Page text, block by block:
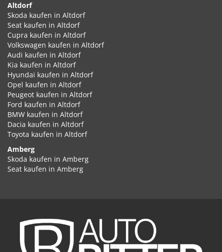
Altdorf
Skoda kaufen in Altdorf
Seat kaufen in Altdorf
Cupra kaufen in Altdorf
Volkswagen kaufen in Altdorf
Audi kaufen in Altdorf
Kia kaufen in Altdorf
Hyundai kaufen in Altdorf
Opel kaufen in Altdorf
Peugeot kaufen in Altdorf
Ford kaufen in Altdorf
BMW kaufen in Altdorf
Dacia kaufen in Altdorf
Toyota kaufen in Altdorf
Amberg
Skoda kaufen in Amberg
Seat kaufen in Amberg
Hyundai kaufen in Amberg
Opel kaufen in Amberg
Peugeot kaufen in Amberg
Ford kaufen in Amberg